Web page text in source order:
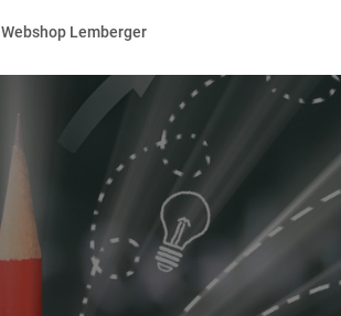
Webshop Lemberger